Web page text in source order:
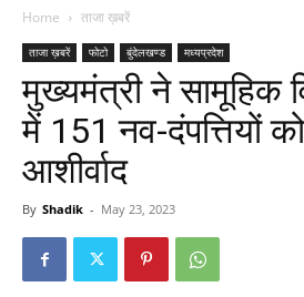
Home ताजा ख़बरें
ताजा ख़बरें फोटो बुंदेलखण्ड मध्यप्रदेश
मुख्यमंत्री ने सामूहिक
में 151 नव-दंपत्तियों
आशीर्वाद
By Shadik - May 23, 2023